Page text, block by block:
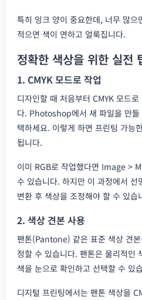
특히 잉크 양이 중요한데, 너무 많
적으면 색이 연하고 얼룩집니다.
정확한 색상을 위한 실전
1. CMYK 모드로 작업
디자인할 때 처음부터 CMYK 모드
다. Photoshop에서 새 파일을 만
택하세요. 이렇게 하면 프린팅 가능
됩니다.
이미 RGB로 작업했다면 Image >
수 있습니다. 하지만 이 과정에서 선
변환 후 색상을 조정해야 할 수 있습
2. 색상 견본 사용
팬톤(Pantone) 같은 표준 색상 견
정할 수 있습니다. 팬톤은 물리적인
색을 눈으로 확인하고 선택할 수 있
디지털 프린팅에서는 팬톤 색상을